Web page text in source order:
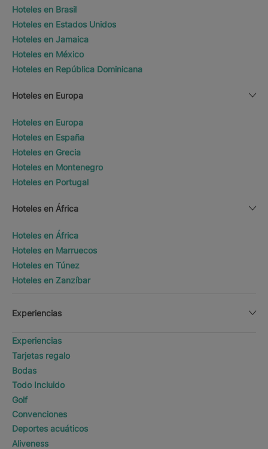
Hoteles en Brasil
Hoteles en Estados Unidos
Hoteles en Jamaica
Hoteles en México
Hoteles en República Dominicana
Hoteles en Europa
Hoteles en Europa
Hoteles en España
Hoteles en Grecia
Hoteles en Montenegro
Hoteles en Portugal
Hoteles en África
Hoteles en África
Hoteles en Marruecos
Hoteles en Túnez
Hoteles en Zanzíbar
Experiencias
Experiencias
Tarjetas regalo
Bodas
Todo Incluido
Golf
Convenciones
Deportes acuáticos
Aliveness